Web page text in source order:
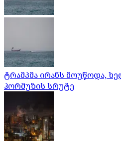
ტრამპმა ირანს მოუწოდა,
ჰორმუზის სრუტე